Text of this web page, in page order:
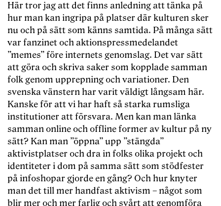
Här tror jag att det finns anledning att tänka på
hur man kan ingripa på platser där kulturen sker
nu och på sätt som känns samtida. På många sätt
var fanzinet och aktionspressmedelandet
”memes” före internets genomslag. Det var sätt
att göra och skriva saker som kopplade samman
folk genom upprepning och variationer. Den
svenska vänstern har varit väldigt långsam här.
Kanske för att vi har haft så starka rumsliga
institutioner att försvara. Men kan man länka
samman online och offline former av kultur på ny
sätt? Kan man ”öppna” upp ”stängda”
aktivistplatser och dra in folks olika projekt och
identiteter i dom på samma sätt som stödfester
på infoshopar gjorde en gång? Och hur knyter
man det till mer handfast aktivism – något som
blir mer och mer farlig och svårt att genomföra